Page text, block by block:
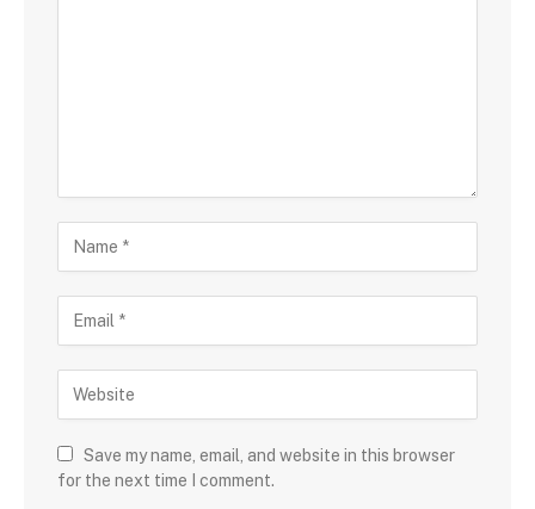
Save my name, email, and website in this browser
for the next time I comment.